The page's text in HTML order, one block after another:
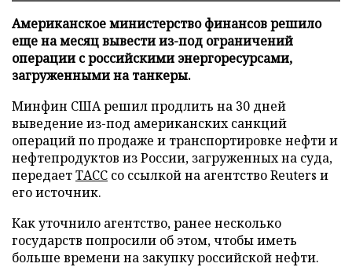
Американское министерство финансов решило
еще на месяц вывести из-под ограничений
операции с российскими энергоресурсами,
загруженными на танкеры.
Минфин США решил продлить на 30 дней
выведение из-под американских санкций
операций по продаже и транспортировке нефти и
нефтепродуктов из России, загруженных на суда,
передаетТАСС со ссылкой на агентство Reuters и
его источник.
Как уточнило агентство, ранее несколько
государств попросили об этом, чтобы иметь
больше времени на закупку российской нефти.